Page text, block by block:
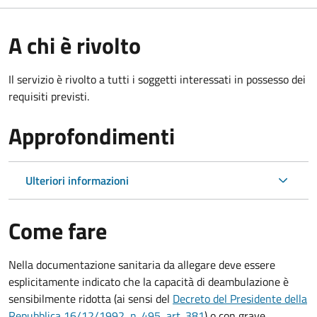
A chi è rivolto
Il servizio è rivolto a tutti i soggetti interessati in possesso dei
requisiti previsti.
Approfondimenti
Ulteriori informazioni
Come fare
Nella documentazione sanitaria da allegare deve essere
esplicitamente indicato che la capacità di deambulazione è
sensibilmente ridotta (ai sensi del Decreto del Presidente della